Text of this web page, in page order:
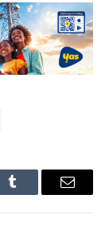
Tumblr Email